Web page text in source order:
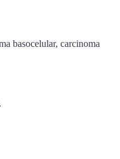
basocelular, carcinoma